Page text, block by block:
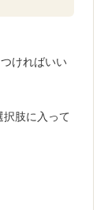
ければいい
択肢に入って